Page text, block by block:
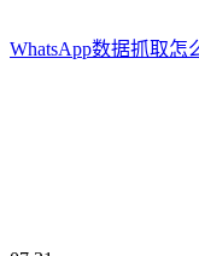
WhatsApp数据抓取怎